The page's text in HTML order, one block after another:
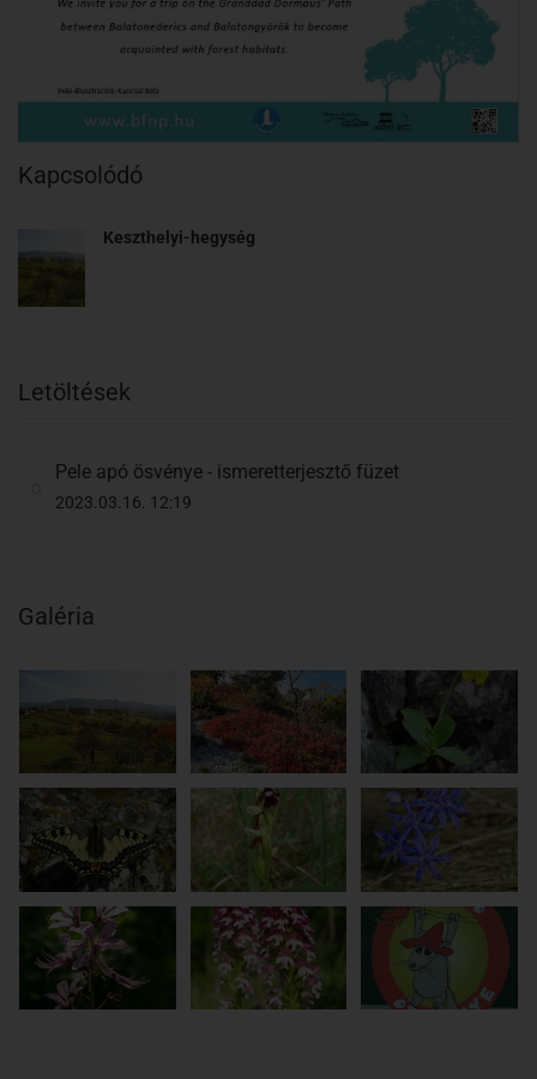
Kapcsolódó
Keszthelyi-hegység
Letöltések
Pele apó ösvénye - ismeretterjesztő füzet
2023.03.16. 12:19
Galéria